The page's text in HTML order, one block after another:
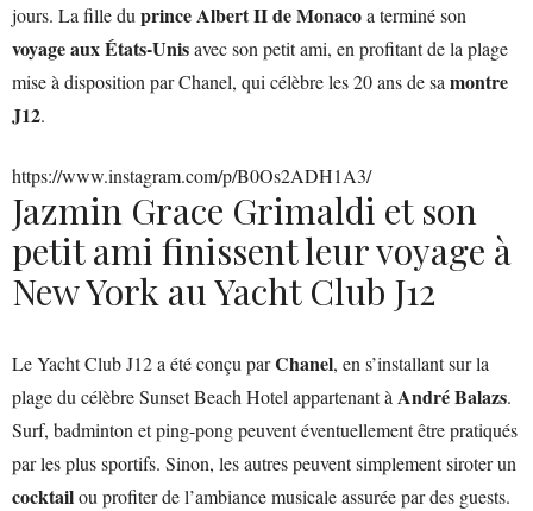
jours. La fille du prince Albert II de Monacoa terminé son
voyage aux États-Unisavec son petit ami, en profitant de la plage
mise à disposition par Chanel, qui célèbre les 20 ans de sa montre
J12.
https://www.instagram.com/p/B0Os2ADH1A3/
Jazmin Grace Grimaldi et son
petit ami finissent leur voyage à
New York au Yacht Club J12
Le Yacht Club J12 a été conçu parChanel, en s’installant sur la
plage du célèbre Sunset Beach Hotel appartenant à André Balazs.
Surf, badminton et ping-pong peuvent éventuellement être pratiqués
par les plus sportifs. Sinon, les autres peuvent simplement siroter un
cocktailou profiter de l’ambiance musicale assurée par des guests.